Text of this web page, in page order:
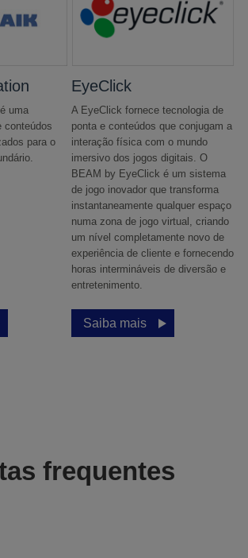
uma
conteúdos
para o
EyeClick
A EyeClick fornece tecnologia de
ponta e conteúdos que conjugam a
interação física com o mundo
imersivo dos jogos digitais. O
BEAM by EyeClick é um sistema
de jogo inovador que transforma
instantaneamente qualquer espaço
numa zona de jogo virtual, criando
um nível completamente novo de
experiência de cliente e fornecendo
horas intermináveis de diversão e
entretenimento.
Saiba mais
frequentes